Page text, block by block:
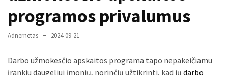
nuvertinti
pakeistos
detalės,
programos privalumus
Adnernetas 2024-09-21
Darbo užmokesčio apskaitos programa tapo nepakeičiamu
įrankiu daugeliui įmonių, norinčių užtikrinti, kad jų darbo